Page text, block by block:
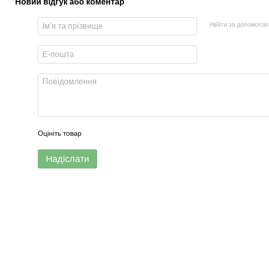
Новий відгук або коментар
Увійти за допомогою
Оцініть товар
Надіслати